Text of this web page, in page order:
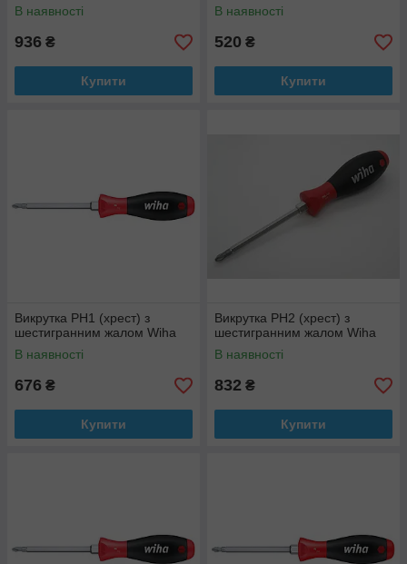
В наявності
936 ₴
Купити
В наявності
520 ₴
Купити
Викрутка PH1 (хрест) з
шестигранним жалом Wiha
В наявності
676 ₴
Купити
Викрутка PH2 (хрест) з
шестигранним жалом Wiha
В наявності
832 ₴
Купити